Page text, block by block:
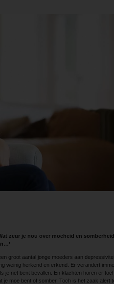
zeur je nou over moeheid en
groot aantal jonge moeders aan
weinig herkend en erkend. Er verandert
je net bent bevallen. En klachten horen er
je moe bent of somber. Toch is het zaak alert